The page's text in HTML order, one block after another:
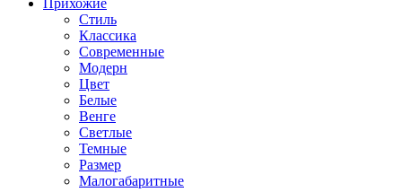
Прихожие
Стиль
Классика
Современные
Модерн
Цвет
Белые
Венге
Светлые
Темные
Размер
Малогабаритные